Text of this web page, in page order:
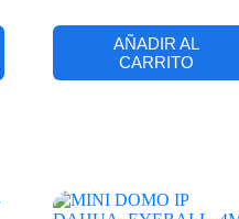
AÑADIR AL
CARRITO